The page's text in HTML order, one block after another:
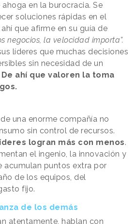
en la burocracia. Se
soluciones rápidas en el
que afirme en su guía de
negocios, la velocidad importa”.
líderes que muchas decisiones
sin necesidad de un
De ahí que valoren la toma
una enorme compañía no
sin control de recursos.
logran más con menos.
el ingenio, la innovación y
acumulan puntos extra por
de los equipos, del
fijo.
de los demás
atentamente, hablan con